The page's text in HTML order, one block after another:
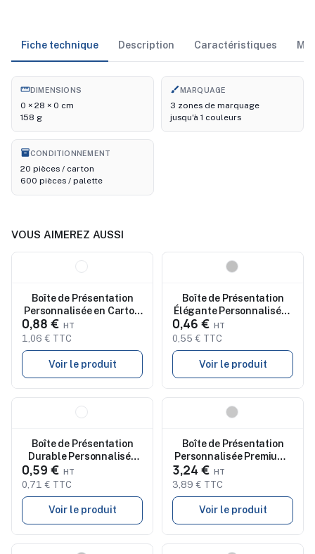
Fiche technique Description Caractéristiques
straightenDIMENSIONS
0 × 28 × 0 cm
158 g
brushMARQUAGE
3 zones de marquage
jusqu'à 1 couleurs
inventory_2
CONDITIONNEMENT
20 pièces / carton
600 pièces / palette
VOUS AIMEREZ AUSSI
Boîte de Présentation
Personnalisée en Carton
Recyclé - Magdus
0,88 €
1,06 € TTC
Voir le produit
Boîte de Présentation
Élégante Personnalisée -
Rubrux Packaging
Économique
0,46 €
0,55 € TTC
Voir le produit
Boîte de Présentation
Durable Personnalisée
pas cher Fissur
0,59 €
0,71 € TTC
Voir le produit
Boîte de Présentation
Personnalisée Premium -
Grimbur
3,24 €
3,89 € TTC
Voir le produit